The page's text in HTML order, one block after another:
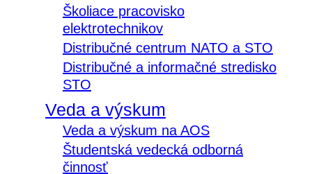
Školiace pracovisko
elektrotechnikov
Distribučné centrum NATO a STO
Distribučné a informačné stredisko
STO
Veda a výskum
Veda a výskum na AOS
Študentská vedecká odborná
činnosť